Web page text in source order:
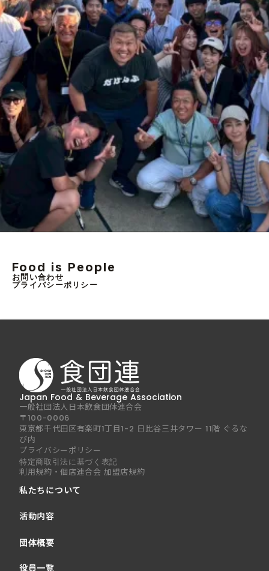
Food is People
お問い合わせ
プライバシーポリシー
Japan Food & Beverage Association
一般社団法人日本飲食団体連合会
〒100-0006
東京都千代田区有楽町1丁目1-2 日比谷三井タワー 11階 ぐるな
び内
プライバシーポリシー
特定商取引法に基づく表記
利用規約・個店連合会 加盟店規約
私たちについて
活動内容
団体概要
役員一覧